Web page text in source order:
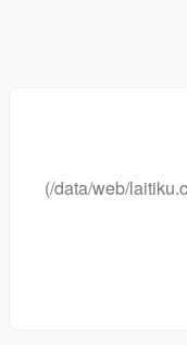
(/data/web/